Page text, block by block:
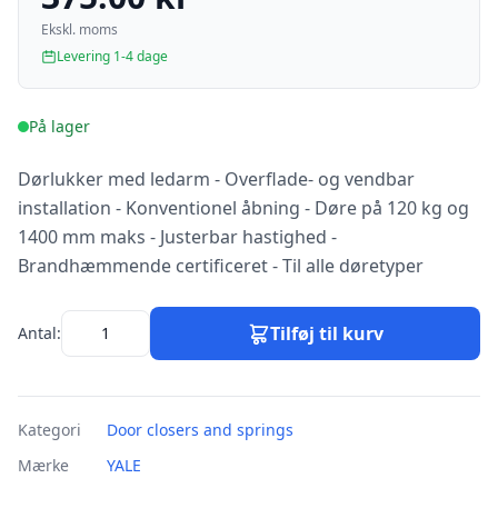
Ekskl. moms
Levering 1-4 dage
På lager
Dørlukker med ledarm - Overflade- og vendbar
installation - Konventionel åbning - Døre på 120 kg og
1400 mm maks - Justerbar hastighed -
Brandhæmmende certificeret - Til alle døretyper
Antal: Tilføj til kurv
Kategori
Door closers and springs
Mærke
YALE